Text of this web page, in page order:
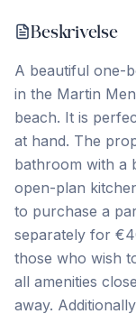
Beskrivelse
A beautiful one-
in the Martin
beach. It is
at hand. The
bathroom with a
open-plan
to purchase a
separately for
those who wish
all amenities
away.